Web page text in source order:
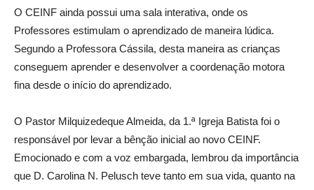
O CEINF ainda possui uma sala interativa, onde os
Professores estimulam o aprendizado de maneira lúdica.
Segundo a Professora Cássila, desta maneira as crianças
conseguem aprender e desenvolver a coordenação motora
fina desde o início do aprendizado.
O Pastor Milquizedeque Almeida, da 1.ª Igreja Batista foi o
responsável por levar a bênção inicial ao novo CEINF.
Emocionado e com a voz embargada, lembrou da importância
que D. Carolina N. Pelusch teve tanto em sua vida, quanto na